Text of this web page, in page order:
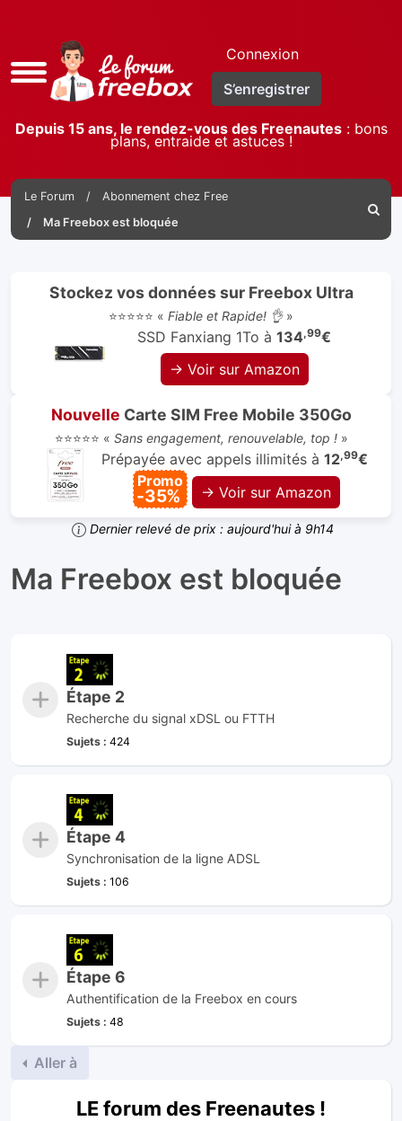
Accès
rapide
Connexion
S’enregistrer
Depuis 15 ans, le rendez-vous des Freenautes: bons
plans, entraide et astuces !
Le Forum
Abonnement chez Free
Ma Freebox est bloquée
Stockez vos données sur Freebox Ultra
⭐⭐⭐⭐⭐ « Fiable et Rapide! 👌»
SSD Fanxiang 1To à 134,99€
→ Voir sur Amazon
Nouvelle Carte SIM Free Mobile 350Go
⭐⭐⭐⭐⭐ « Sans engagement, renouvelable, top !»
Prépayée avec appels illimités à 12,99€
Promo
-35% → Voir sur Amazon
Dernier relevé de prix : aujourd'hui à 9h14
Ma Freebox est bloquée
Étape 2
Recherche du signal xDSL ou FTTH
Sujets : 424
Étape 4
Synchronisation de la ligne ADSL
Sujets : 106
Étape 6
Authentification de la Freebox en cours
Sujets : 48
Aller à
LE forum des Freenautes !